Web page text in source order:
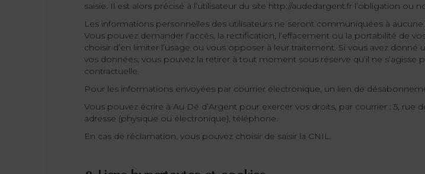
saisie. Il est alors précisé à l’utilisateur du site http://audedargent.fr l’obligation ou
Les informations personnelles des utilisateurs ne seront communiquées à
Vous pouvez demander l’accès, la rectification, l’effacement ou la portabilité de
choisir d’en limiter l’usage ou vous opposer à leur traitement. Si vous avez
vos données, vous pouvez la retirer à tout moment sous réserve qu’il ne
contractuelle.
Pour les informations envoyées par courrier électronique, un lien de
Vous pouvez écrire à Au Dé d’Argent pour exercer vos droits, par courrier : 5,
adresse (physique ou électronique), téléphone.
En cas de réclamation, vous pouvez choisir de saisir la CNIL.